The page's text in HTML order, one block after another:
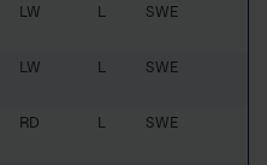
LW L SWE
LW L SWE
RD L SWE